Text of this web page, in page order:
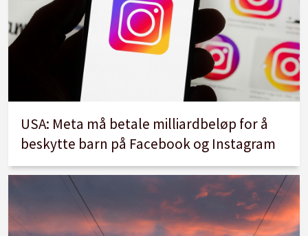
USA: Meta må betale milliardbeløp for å
beskytte barn på Facebook og Instagram